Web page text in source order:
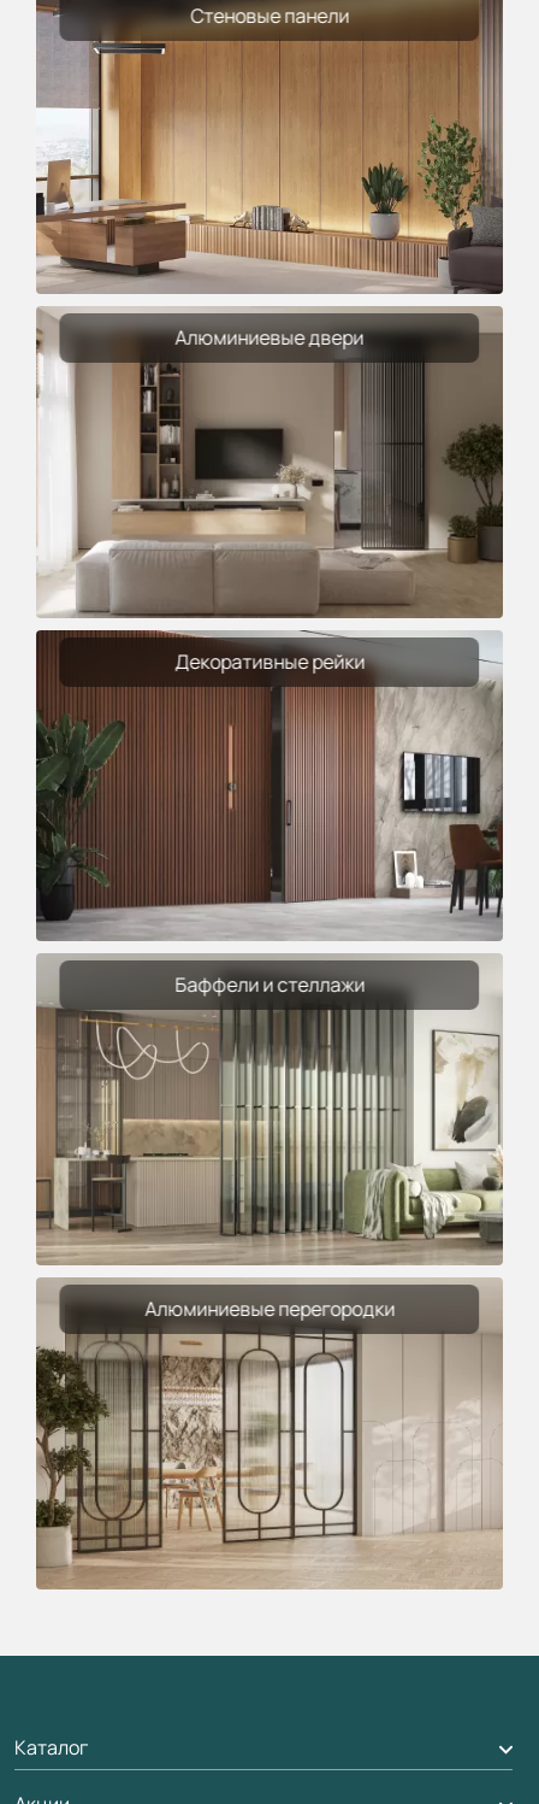
Стеновые панели
Алюминиевые двери
Декоративные рейки
Баффели и стеллажи
Алюминиевые перегородки
Каталог